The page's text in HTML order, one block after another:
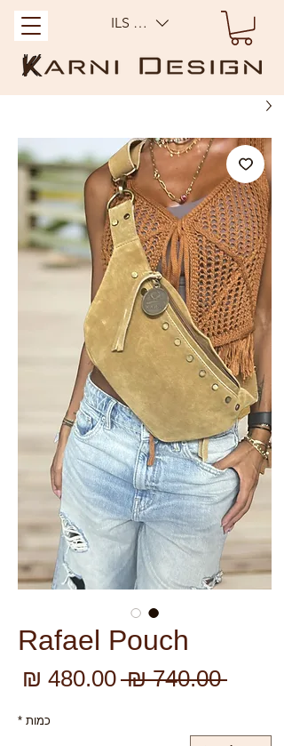
ILS (₪)
Rafael Pouch
‏740.00 ‏₪
מחיר
כמות *